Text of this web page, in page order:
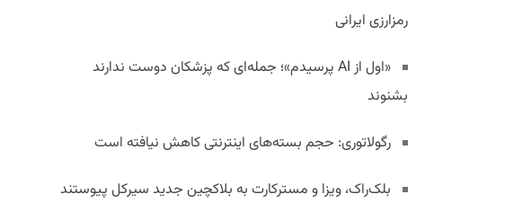
رمزارزی ایرانی
«اول از AI پرسیدم»؛ جمله‌ای که پزشکان دوست ندارند
بشنوند
رگولاتوری: حجم بسته‌های اینترنتی کاهش نیافته است
بلک‌راک، ویزا و مسترکارت به بلاکچین جدید سیرکل پیوستند